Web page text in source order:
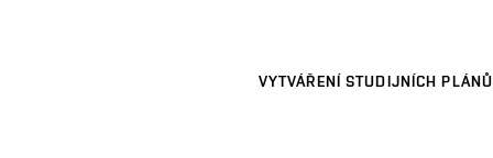
VYTVÁŘENÍ STUDIJNÍCH PLÁNŮ